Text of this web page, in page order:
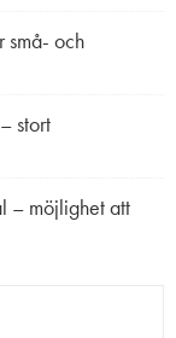
små- och
stort
– möjlighet att